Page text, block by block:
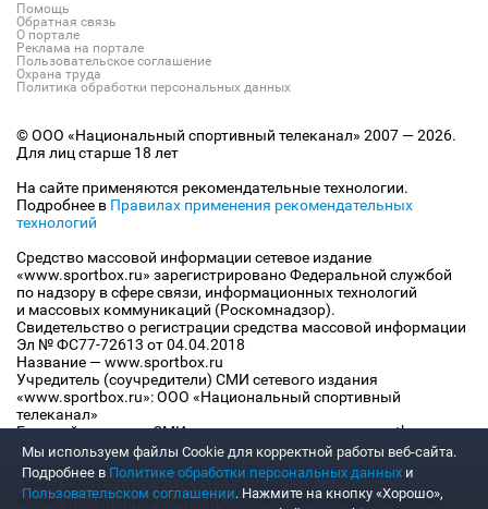
Помощь
Обратная связь
О портале
Реклама на портале
Пользовательское соглашение
Охрана труда
Политика обработки персональных данных
© ООО «Национальный спортивный телеканал» 2007 — 2026.
Для лиц старше 18 лет
На сайте применяются рекомендательные технологии.
Подробнее в Правилах применения рекомендательных
технологий
Средство массовой информации сетевое издание
«www.sportbox.ru» зарегистрировано Федеральной службой
по надзору в сфере связи, информационных технологий
и массовых коммуникаций (Роскомнадзор).
Свидетельство о регистрации средства массовой информации
Эл № ФС77-72613 от 04.04.2018
Название — www.sportbox.ru
Учредитель (соучредители) СМИ сетевого издания
«www.sportbox.ru»: ООО «Национальный спортивный
телеканал»
Главный редактор СМИ сетевого издания «www.sportbox.ru»:
Конов В.А.
Номер телефона редакции СМИ сетевого издания
«www.sportbox.ru»: +7 (495) 653 8419
Адрес электронной почты редакции СМИ сетевого издания
Мы используем файлы Сookie для корректной работы веб-сайта.
Подробнее в Политике обработки персональных данных и
Пользовательском соглашении. Нажмите на кнопку «Хорошо»,